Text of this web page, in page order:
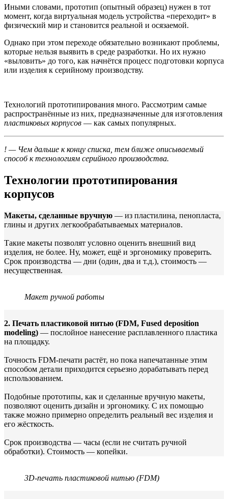
Иными словами, прототип (опытный образец) нужен в тот
момент, когда виртуальная модель устройства «переходит» в
физический мир и становится реальной и осязаемой.
Однако при этом переходе обязательно возникают проблемы,
которые нельзя выявить в среде разработки. Но их нужно
«выловить» до того, как начнётся процесс подготовки корпуса
или изделия к серийному производству.
Технологий прототипирования много. Рассмотрим самые
распространённые из них, предназначенные для изготовления
пластиковых корпусов — как самых популярных.
! — Чем дальше к концу списка, тем ближе описываемый
способ к технологиям серийного производства.
Технологии прототипирования
корпусов
Макеты, сделанные вручную — из пластилина, пенопласта,
глины и других легкообрабатываемых материалов.
Такие макеты позволят условно оценить внешний вид
изделия, не более. Ну, может, ещё и эргономику проверить.
Срок производства — дни (один, два и т.д.), стоимость —
несущественная.
Макет ручной работы
2. Печать пластиковой нитью (FDM, Fused deposition
modeling) — послойное нанесение расплавленного пластика
на площадку.
Точность FDM-печати растёт, но пока напечатанные этим
способом детали приходится серьезно дорабатывать перед
использованием.
Подобные прототипы, как и сделанные вручную макеты,
позволяют оценить дизайн и эргономику. С их помощью
также можно примерно определить реальный вес изделия и
его жёсткость.
Срок производства — часы (если не считать ручной
обработки). Стоимость — копейки.
3D-печать пластиковой нитью (FDM)